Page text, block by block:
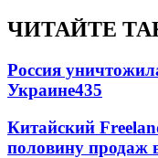
ЧИТАЙТЕ
Россия
Украине435
Китайский
половину продаж